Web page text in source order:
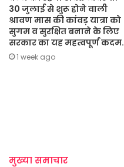
30 जुलाई से शुरू होने वाली
श्रावण मास की कांवड़ यात्रा को
सुगम व सुरक्षित बनाने के लिए
सरकार का यह महत्वपूर्ण कदम.
1 week ago
मुख्या समाचार